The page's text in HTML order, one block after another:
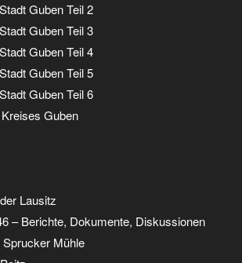
Guben Teil 2
Guben Teil 3
Guben Teil 4
Guben Teil 5
Guben Teil 6
Guben
Lausitz
– Berichte, Dokumente, Diskussionen
Mühle